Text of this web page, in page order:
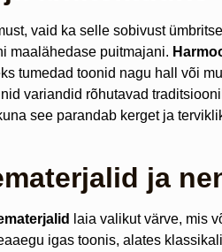
vaid ka selle sobivust
maalähedase puitmajani.
tumedad toonid nagu hall või
variandid rõhutavad
see parandab kerget ja
ja
laia valikut värve, mis
igas toonis, alates